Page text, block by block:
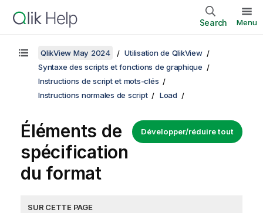
Search Menu
QlikView May 2024
Utilisation de QlikView
Syntaxe des scripts et fonctions de graphique
Instructions de script et mots-clés
Instructions normales de script
Load
Développer/réduire tout
Éléments de
spécification
du format
SUR CETTE PAGE